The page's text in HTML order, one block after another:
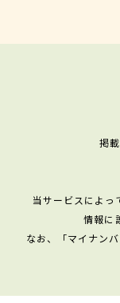
掲
当サービスによっ
情報に
なお、「マイナン